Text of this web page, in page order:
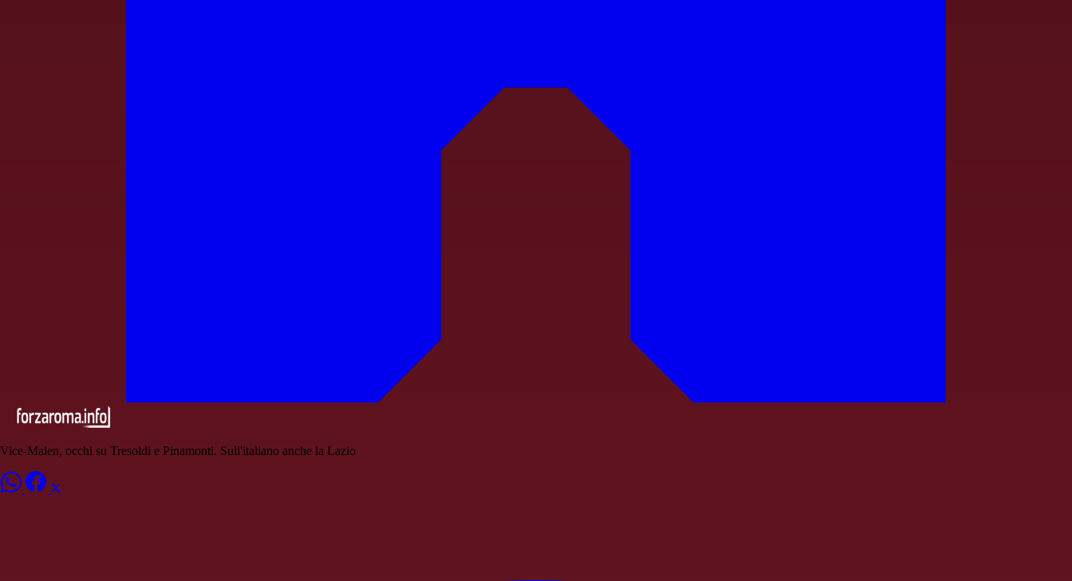
Vice-Malen, occhi su Tresoldi e Pinamonti. Sull'italiano anche la Lazio